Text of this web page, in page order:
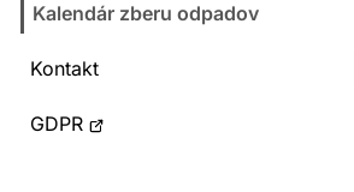
Kalendár zberu odpadov
Kontakt
GDPROtvorí